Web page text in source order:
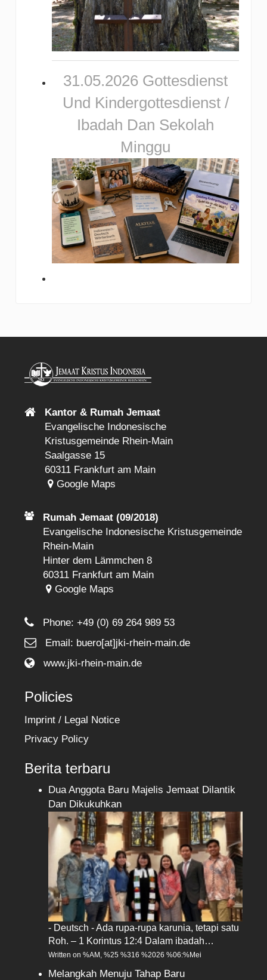
31.05.2026 Gottesdienst
Und Kindergottesdienst /
Ibadah Dan Sekolah
Minggu
Kantor & Rumah Jemaat
Evangelische Indonesische
Kristusgemeinde Rhein-Main
Saalgasse 15
60311 Frankfurt am Main
Google Maps
Rumah Jemaat (09/2018)
Evangelische Indonesische Kristusgemeinde
Rhein-Main
Hinter dem Lämmchen 8
60311 Frankfurt am Main
Google Maps
Phone:+49 (0) 69 264 989 53
Email: buero[at]jki-rhein-main.de
www.jki-rhein-main.de
Policies
Imprint / Legal Notice
Privacy Policy
Berita terbaru
Dua Anggota Baru Majelis Jemaat Dilantik
Dan Dikukuhkan
- Deutsch - Ada rupa-rupa karunia, tetapi satu
Roh. – 1 Korintus 12:4 Dalam ibadah…
Written on %AM, %25 %316 %2026 %06:%Mei
Melangkah Menuju Tahap Baru